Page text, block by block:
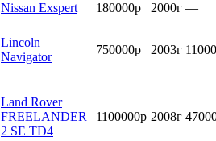
Nissan Exspert 180000р 2000г —
Lincoln
Navigator
750000р 2003г
Land Rover
FREELANDER
2 SE TD4
1100000р 2008г